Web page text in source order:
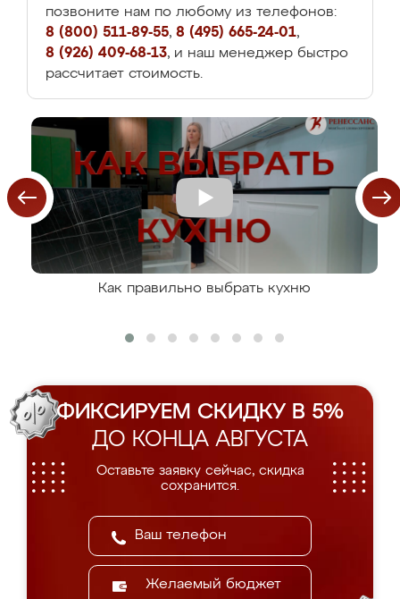
позвоните нам по любому из телефонов:
8 (800) 511-89-55, 8 (495) 665-24-01,
8 (926) 409-68-13, и наш менеджер быстро
рассчитает стоимость.
Как правильно выбрать кухню
ФИКСИРУЕМ СКИДКУ В 5%
ДО КОНЦА АВГУСТА
Оставьте заявку сейчас, скидка
сохранится.
Желаемый бюджет